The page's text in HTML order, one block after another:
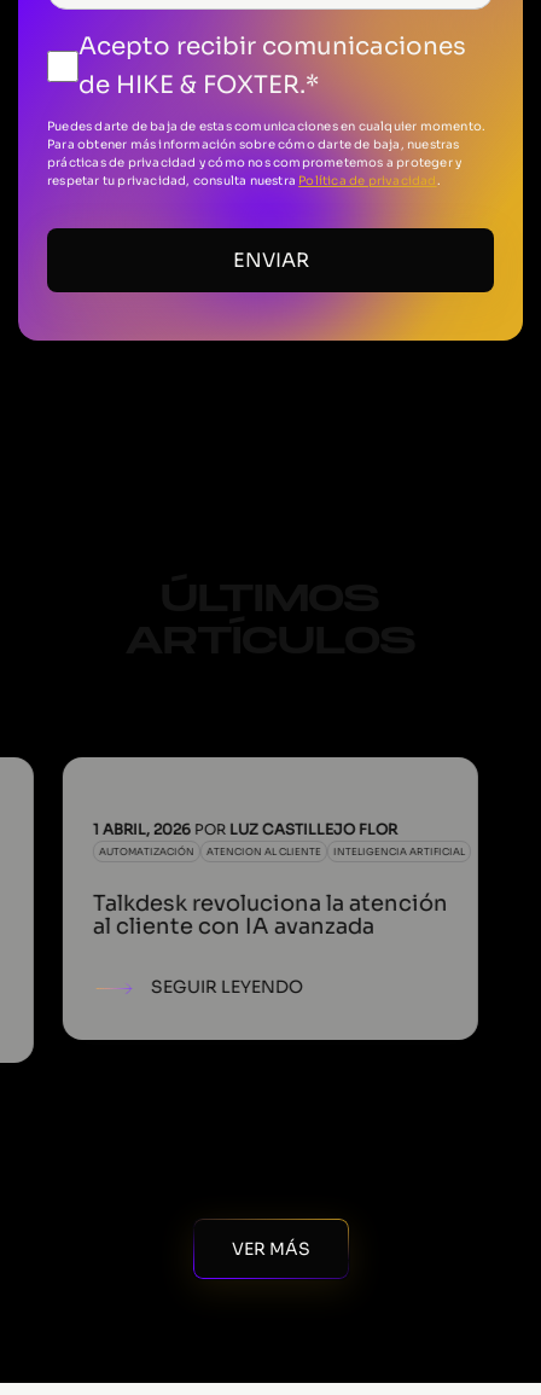
Acepto recibir comunicaciones
de HIKE & FOXTER.*
Puedes darte de baja de estas comunicaciones en cualquier momento.
Para obtener más información sobre cómo darte de baja, nuestras
prácticas de privacidad y cómo nos comprometemos a proteger y
respetar tu privacidad, consulta nuestra Política de privacidad.
1 ABRIL, 2026POR LUZ CASTILLEJO FLOR
AUTOMATIZACIÓN ATENCION AL CLIENTE INTELIGENCIA ARTIFICIAL
Talkdesk revoluciona la atención
al cliente con IA avanzada
SEGUIR LEYENDO
VER MÁS